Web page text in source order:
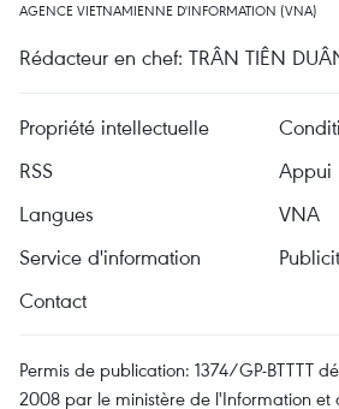
AGENCE VIETNAMIENNE D'INFORMATION (VNA)
Rédacteur en chef: TRÂN TIÊN
Propriété intellectuelle
RSS
Appui
Langues
VNA
Service d'information
Contact
Permis de publication: 1374/GP-BTTTT
2008 par le ministère de l'Information et